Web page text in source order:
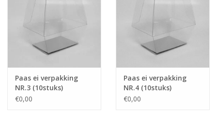
Paas ei verpakking
NR.3 (10stuks)
€0,00
Paas ei verpakking
NR.4 (10stuks)
€0,00